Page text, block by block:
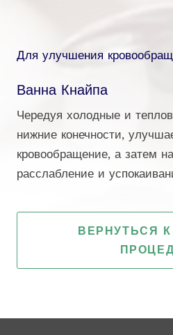
Для улучшения
Ванна Кнайпа
Чередуя холодные и
нижние конечности,
кровообращение, а затем
расслабление и
ВЕРНУТЬСЯ